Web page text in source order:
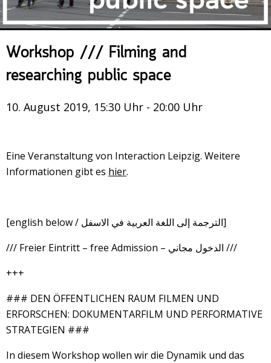
Mitarbeit
Veranstaltungsrückblick
Kontakt und Anfahrt
Datenschutz
Workshop /// Filming and
researching public space
10. August 2019, 15:30 Uhr - 20:00 Uhr
Eine Veranstaltung von Interaction Leipzig. Weitere
Informationen gibt es hier.
[english below / الترجمة إلى اللغة العربية في الاسفل]
/// Freier Eintritt – free Admission – الدخول مجاني ///
+++
### DEN ÖFFENTLICHEN RAUM FILMEN UND
ERFORSCHEN: DOKUMENTARFILM UND PERFORMATIVE
STRATEGIEN ###
In diesem Workshop wollen wir die Dynamik und das